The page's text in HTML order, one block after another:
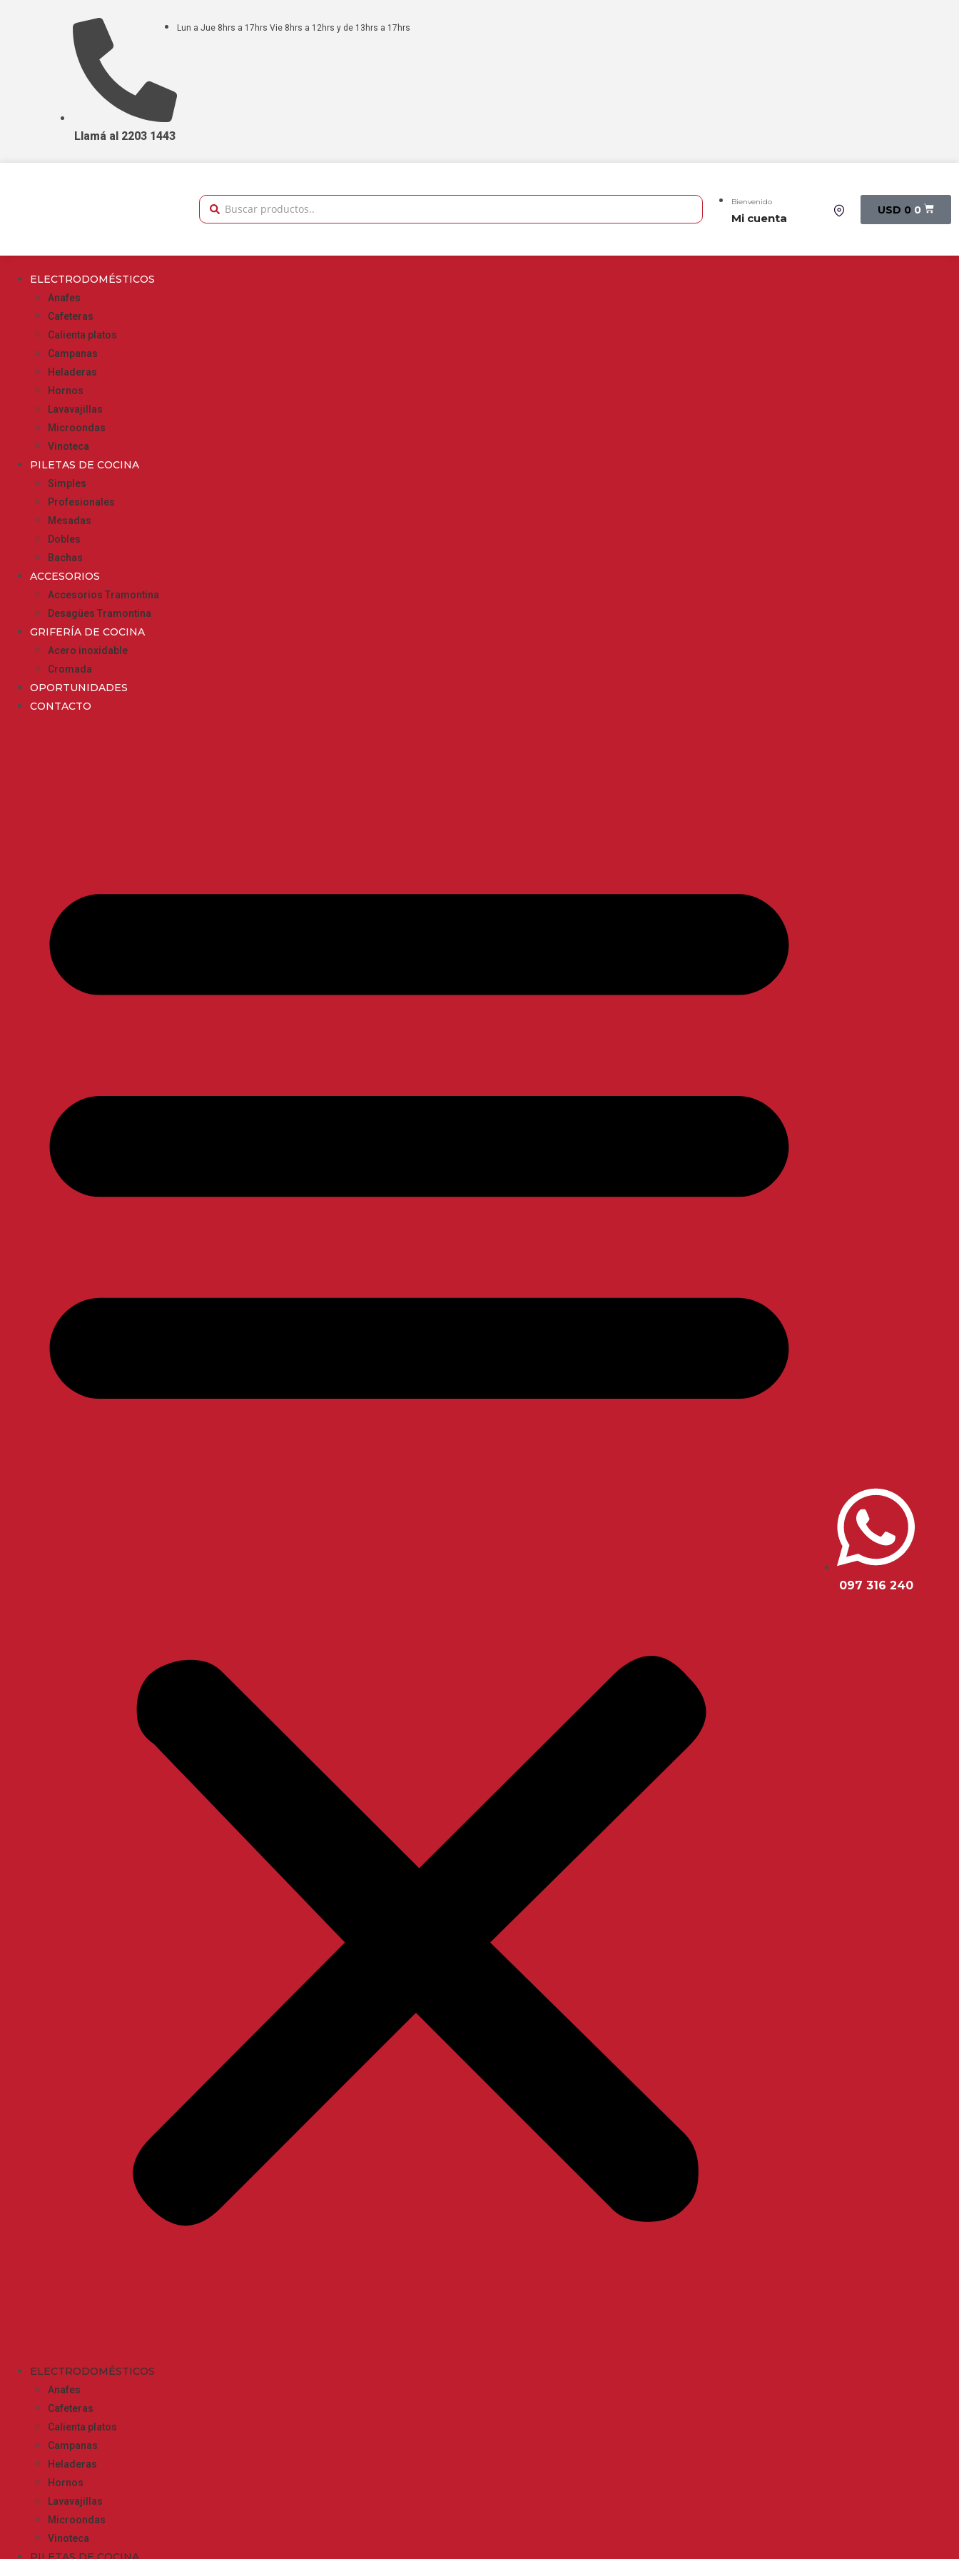
Llamá al 2203 1443
Lun a Jue 8hrs a 17hrs Vie 8hrs a 12hrs y de 13hrs a 17hrs
Bienvenido
Mi cuenta
USD 0 0
ELECTRODOMÉSTICOS
Anafes
Cafeteras
Calienta platos
Campanas
Heladeras
Hornos
Lavavajillas
Microondas
Vinoteca
PILETAS DE COCINA
Simples
Profesionales
Mesadas
Dobles
Bachas
ACCESORIOS
Accesorios Tramontina
Desagües Tramontina
GRIFERÍA DE COCINA
Acero inoxidable
Cromada
OPORTUNIDADES
CONTACTO
ELECTRODOMÉSTICOS
Anafes
Cafeteras
Calienta platos
Campanas
Heladeras
Hornos
Lavavajillas
Microondas
Vinoteca
097 316 240